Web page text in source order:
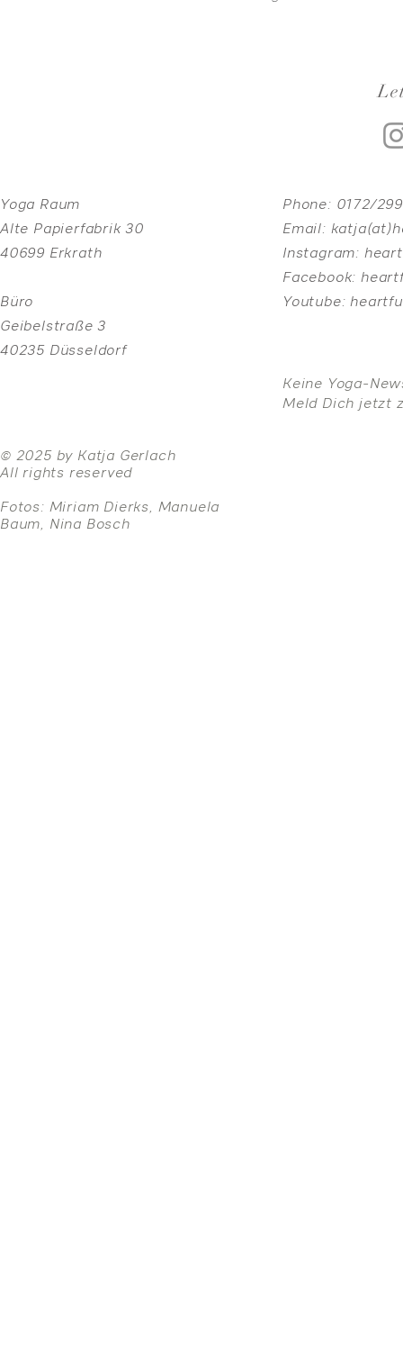
Yoga Raum
Alte Papierfabrik 30
40699 Erkrath
Büro
Geibelstraße 3
40235 Düsseldorf
Phone: 0172/
Email:
Instagram:
Facebook:
Youtube:
© 2025 by Katja Gerlach
All rights reserved
Fotos: Miriam Dierks, Manuela
Baum, Nina Bosch
Keine Yoga-
Meld Dich jetzt